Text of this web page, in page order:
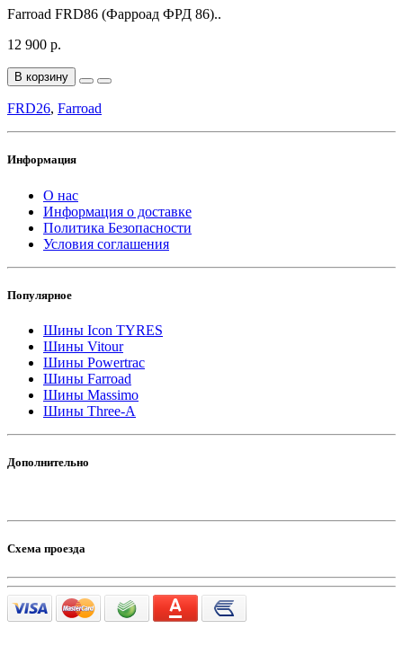
Farroad FRD86 (Фарроад ФРД 86)..
12 900 р.
В корзину
FRD26, Farroad
Информация
О нас
Информация о доставке
Политика Безопасности
Условия соглашения
Популярное
Шины Icon TYRES
Шины Vitour
Шины Powertrac
Шины Farroad
Шины Massimo
Шины Three-A
Дополнительно
Схема проезда